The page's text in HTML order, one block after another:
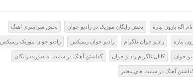
اگه بارون بباره پخش رايگان موزيک در راديو جوان پخش سراسري آهنگ
بباره راديو جوان تلگرام راديو جوان ريميکس راديو جوان موزيک ريميکس
جوان کانال تلگرام راديو جوان گذاشتن آهنگ در سايت به صورت رايگان
آهنگ در سايت هاي معتبر